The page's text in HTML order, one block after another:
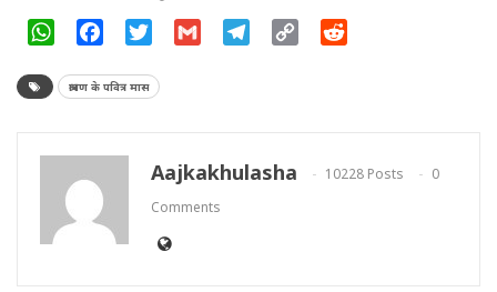
WhatsAppFacebookTwitter Gmail Telegram
Copy
श्रावण के पवित्र मास
Aajkakhulasha 10228 Posts
0
Comments